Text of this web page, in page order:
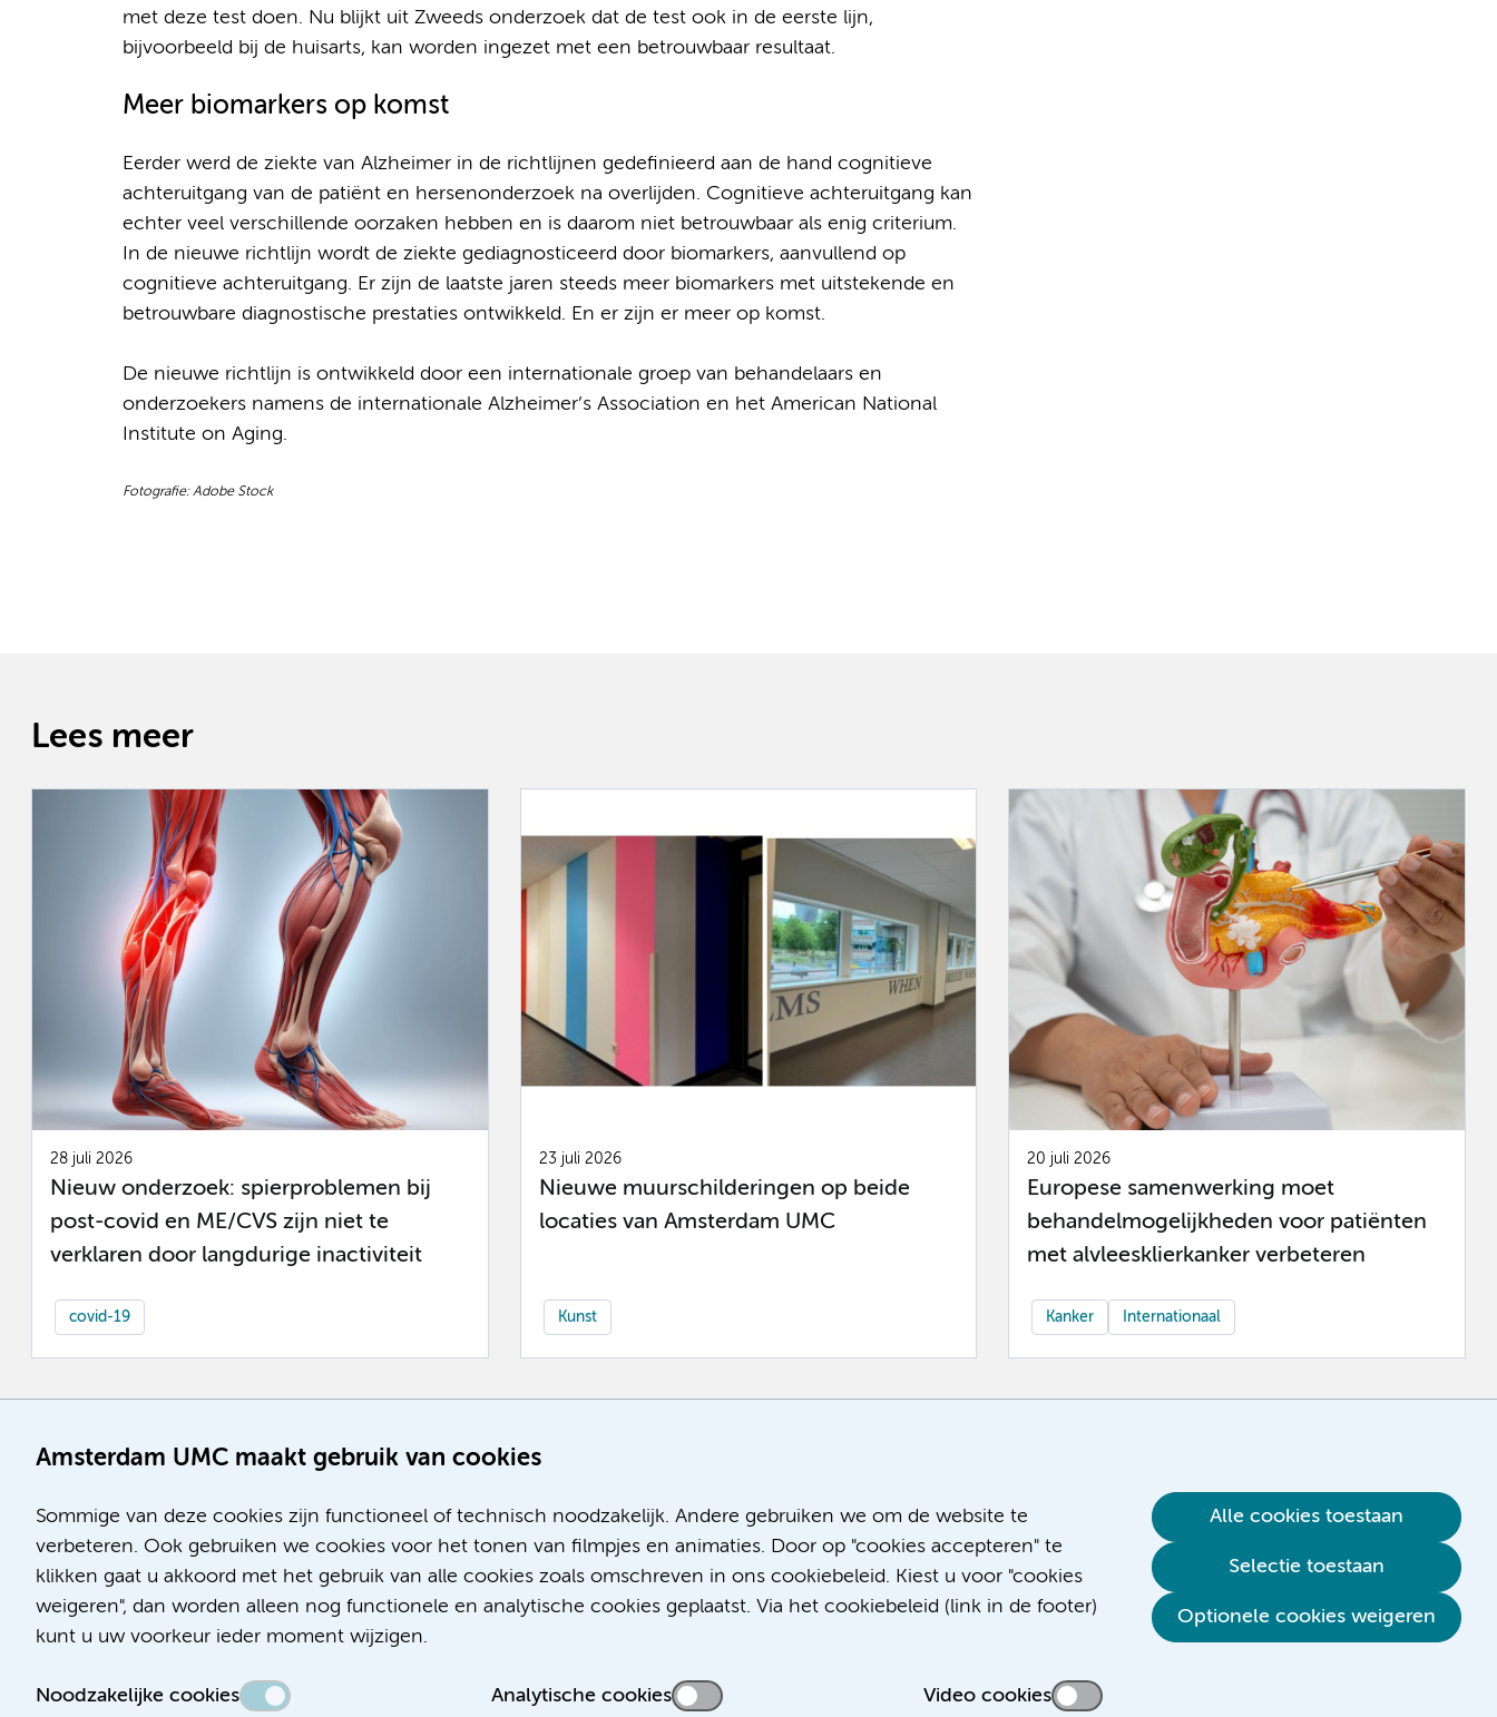
Amsterdam UMC maakt gebruik van cookies
Sommige van deze cookies zijn functioneel of technisch noodzakelijk. Andere gebruiken we om de website te
verbeteren. Ook gebruiken we cookies voor het tonen van filmpjes en animaties. Door op "cookies accepteren" te
klikken gaat u akkoord met het gebruik van alle cookies zoals omschreven in ons cookiebeleid. Kiest u voor "cookies
weigeren", dan worden alleen nog functionele en analytische cookies geplaatst. Via het cookiebeleid (link in de footer)
kunt u uw voorkeur ieder moment wijzigen.
Noodzakelijke cookies Analytische cookies Video cookies
Alle cookies toestaan
Selectie toestaan
Optionele cookies weigeren
met deze test doen. Nu blijkt uit Zweeds onderzoek dat de test ook in de eerste lijn,
bijvoorbeeld bij de huisarts, kan worden ingezet met een betrouwbaar resultaat.
Meer biomarkers op komst
Eerder werd de ziekte van Alzheimer in de richtlijnen gedefinieerd aan de hand cognitieve
achteruitgang van de patiënt en hersenonderzoek na overlijden. Cognitieve achteruitgang kan
echter veel verschillende oorzaken hebben en is daarom niet betrouwbaar als enig criterium.
In de nieuwe richtlijn wordt de ziekte gediagnosticeerd door biomarkers, aanvullend op
cognitieve achteruitgang. Er zijn de laatste jaren steeds meer biomarkers met uitstekende en
betrouwbare diagnostische prestaties ontwikkeld. En er zijn er meer op komst.
De nieuwe richtlijn is ontwikkeld door een internationale groep van behandelaars en
onderzoekers namens de internationale Alzheimer’s Association en het American National
Institute on Aging.
Fotografie: Adobe Stock
Lees meer
28 juli 2026
Nieuw onderzoek: spierproblemen bij
post-covid en ME/CVS zijn niet te
verklaren door langdurige inactiviteit
covid-19
23 juli 2026
Nieuwe muurschilderingen op beide
locaties van Amsterdam UMC
Kunst
20 juli 2026
Europese samenwerking moet
behandelmogelijkheden voor patiënten
met alvleesklierkanker verbeteren
Kanker Internationaal